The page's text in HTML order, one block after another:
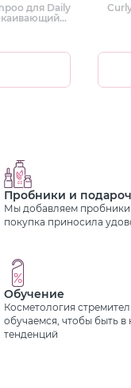
для Daily
Пробники и
Мы добавляем пробники
покупка приносила
Обучение
Косметология
обучаемся, чтобы быть в
тенденций